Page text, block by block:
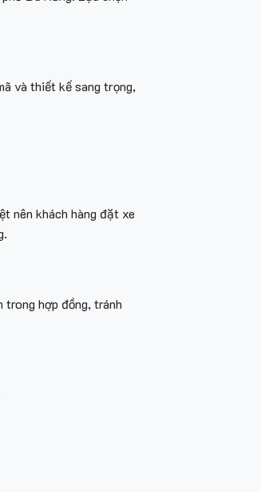
và thiết kế sang trọng,
nên khách hàng đặt xe
trong hợp đồng, tránh